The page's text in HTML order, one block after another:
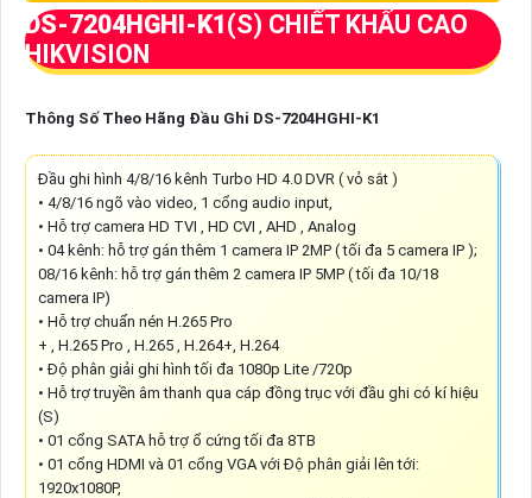
DS-7204HGHI-K1(S) CHIẾT KHẤU CAO
HIKVISION
Thông Số Theo Hãng Đầu Ghi DS-7204HGHI-K1
Đầu ghi hình 4/8/16 kênh Turbo HD 4.0 DVR ( vỏ sắt )
• 4/8/16 ngõ vào video, 1 cổng audio input,
• Hỗ trợ camera HD TVI , HD CVI , AHD , Analog
• 04 kênh: hỗ trợ gán thêm 1 camera IP 2MP ( tối đa 5 camera IP );
08/16 kênh: hỗ trợ gán thêm 2 camera IP 5MP ( tối đa 10/18
camera IP)
• Hỗ trợ chuẩn nén H.265 Pro
+ , H.265 Pro , H.265 , H.264+, H.264
• Độ phân giải ghi hình tối đa 1080p Lite /720p
• Hỗ trợ truyền âm thanh qua cáp đồng trục với đầu ghi có kí hiệu
(S)
• 01 cổng SATA hỗ trợ ổ cứng tối đa 8TB
• 01 cổng HDMI và 01 cổng VGA với Độ phân giải lên tới:
1920x1080P,